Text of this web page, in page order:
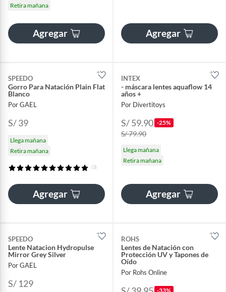
Retira mañana
Agregar Agregar
SPEEDO
Gorro Para Natación Plain Flat
Blanco
Por GAEL
S/ 39
Llega mañana
Retira mañana
(3)
Agregar
INTEX
- máscara lentes aquaflow 14
años +
Por Divertitoys
S/ 59.90 -25%
S/ 79.90
Llega mañana
Retira mañana
Agregar
SPEEDO
Lente Natacion Hydropulse
Mirror Grey Silver
Por GAEL
S/ 129
ROHS
Lentes de Natación con
Protección UV y Tapones de
Oído
Por Rohs Online
-33%